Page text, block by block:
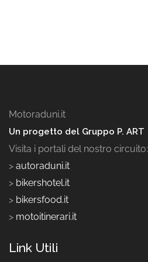
Motoraduni.it
Un progetto del Gruppo P. ART
Visita i portali del nostro circuito:
> autoraduni.it
> bikershotel.it
> bikersfood.it
> motoitinerari.it
Link Utili